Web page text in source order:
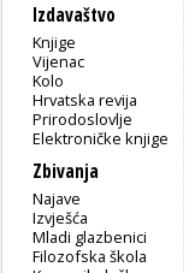
Izdavaštvo
Knjige
Vijenac
Kolo
Hrvatska revija
Prirodoslovlje
Elektroničke knjige
Zbivanja
Najave
Izvješća
Mladi glazbenici
Filozofska škola